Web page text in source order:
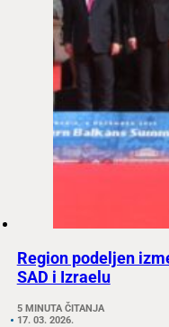
Region podeljen
SAD i Izraelu
5 MINUTA ČITANJA
17. 03. 2026.